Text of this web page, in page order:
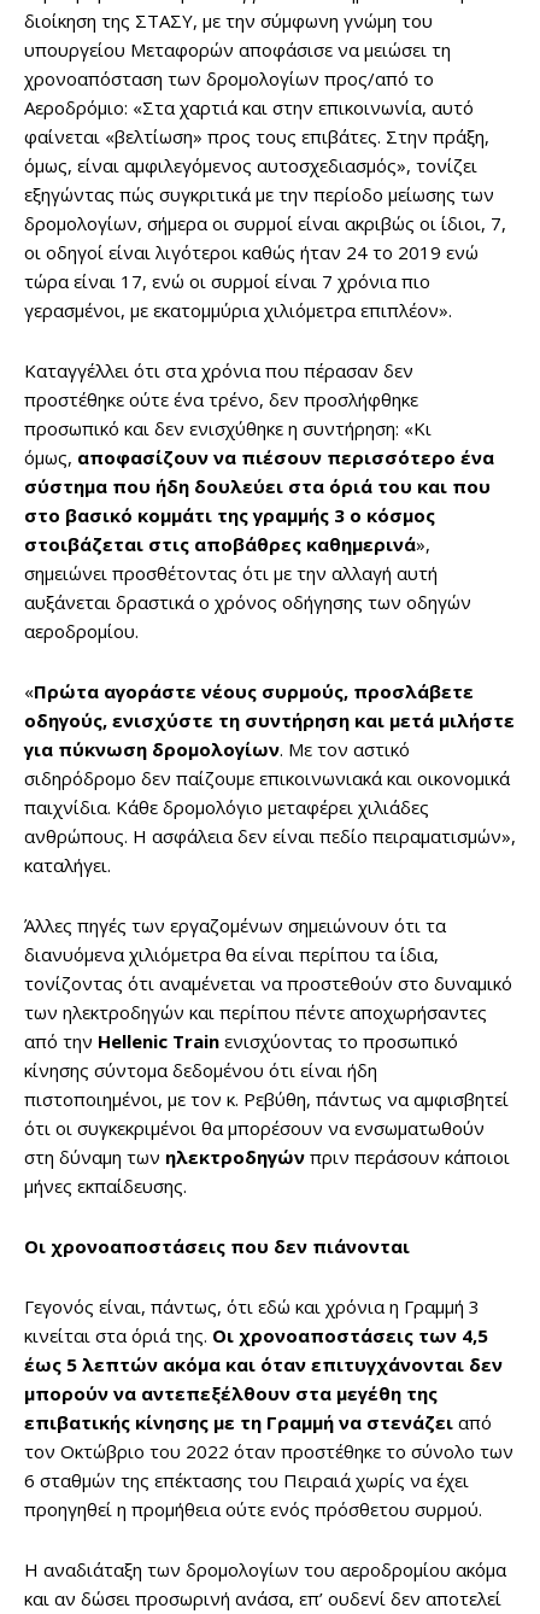
διοίκηση της ΣΤΑΣΥ, με την σύμφωνη γνώμη του
υπουργείου Μεταφορών αποφάσισε να μειώσει τη
χρονοαπόσταση των δρομολογίων προς/από το
Αεροδρόμιο: «Στα χαρτιά και στην επικοινωνία, αυτό
φαίνεται «βελτίωση» προς τους επιβάτες. Στην πράξη,
όμως, είναι αμφιλεγόμενος αυτοσχεδιασμός», τονίζει
εξηγώντας πώς συγκριτικά με την περίοδο μείωσης των
δρομολογίων, σήμερα οι συρμοί είναι ακριβώς οι ίδιοι, 7,
οι οδηγοί είναι λιγότεροι καθώς ήταν 24 το 2019 ενώ
τώρα είναι 17, ενώ οι συρμοί είναι 7 χρόνια πιο
γερασμένοι, με εκατομμύρια χιλιόμετρα επιπλέον».
Καταγγέλλει ότι στα χρόνια που πέρασαν δεν
προστέθηκε ούτε ένα τρένο, δεν προσλήφθηκε
προσωπικό και δεν ενισχύθηκε η συντήρηση: «Κι
όμως, αποφασίζουν να πιέσουν περισσότερο ένα
σύστημα που ήδη δουλεύει στα όριά του και που
στο βασικό κομμάτι της γραμμής 3 ο κόσμος
στοιβάζεται στις αποβάθρες καθημερινά»,
σημειώνει προσθέτοντας ότι με την αλλαγή αυτή
αυξάνεται δραστικά ο χρόνος οδήγησης των οδηγών
αεροδρομίου.
«Πρώτα αγοράστε νέους συρμούς, προσλάβετε
οδηγούς, ενισχύστε τη συντήρηση και μετά μιλήστε
για πύκνωση δρομολογίων. Με τον αστικό
σιδηρόδρομο δεν παίζουμε επικοινωνιακά και οικονομικά
παιχνίδια. Κάθε δρομολόγιο μεταφέρει χιλιάδες
ανθρώπους. Η ασφάλεια δεν είναι πεδίο πειραματισμών»,
καταλήγει.
Άλλες πηγές των εργαζομένων σημειώνουν ότι τα
διανυόμενα χιλιόμετρα θα είναι περίπου τα ίδια,
τονίζοντας ότι αναμένεται να προστεθούν στο δυναμικό
των ηλεκτροδηγών και περίπου πέντε αποχωρήσαντες
από την Hellenic Train ενισχύοντας το προσωπικό
κίνησης σύντομα δεδομένου ότι είναι ήδη
πιστοποιημένοι, με τον κ. Ρεβύθη, πάντως να αμφισβητεί
ότι οι συγκεκριμένοι θα μπορέσουν να ενσωματωθούν
στη δύναμη των ηλεκτροδηγών πριν περάσουν κάποιοι
μήνες εκπαίδευσης.
Οι χρονοαποστάσεις που δεν πιάνονται
Γεγονός είναι, πάντως, ότι εδώ και χρόνια η Γραμμή 3
κινείται στα όριά της. Οι χρονοαποστάσεις των 4,5
έως 5 λεπτών ακόμα και όταν επιτυγχάνονται δεν
μπορούν να αντεπεξέλθουν στα μεγέθη της
επιβατικής κίνησης με τη Γραμμή να στενάζει από
τον Οκτώβριο του 2022 όταν προστέθηκε το σύνολο των
6 σταθμών της επέκτασης του Πειραιά χωρίς να έχει
προηγηθεί η προμήθεια ούτε ενός πρόσθετου συρμού.
Η αναδιάταξη των δρομολογίων του αεροδρομίου ακόμα
και αν δώσει προσωρινή ανάσα, επ’ ουδενί δεν αποτελεί